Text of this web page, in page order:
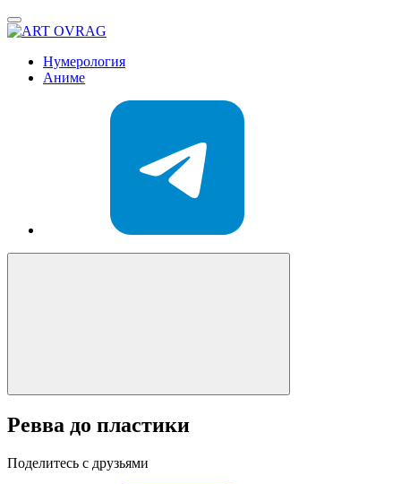
Нумерология
Аниме
Ревва до пластики
Поделитесь с друзьями